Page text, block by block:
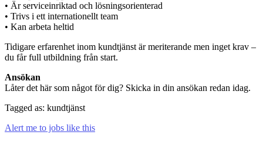
• Är serviceinriktad och lösningsorienterad
• Trivs i ett internationellt team
• Kan arbeta heltid
Tidigare erfarenhet inom kundtjänst är meriterande men inget krav –
du får full utbildning från start.
Ansökan
Låter det här som något för dig? Skicka in din ansökan redan idag.
Tagged as: kundtjänst
Alert me to jobs like this